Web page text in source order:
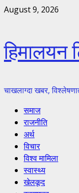
Skip
August 9, 2026
हिमालयन
चाखलाग्दा खबर,
Primary
Menu
समाज
राजनीति
अर्थ
विचार
विश्व मामिला
स्वास्थ्य
खेलकूद